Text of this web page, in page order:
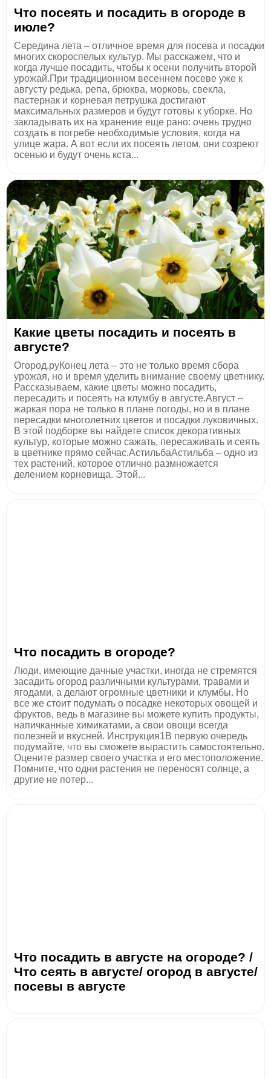
Что посеять и посадить в огороде в
июле?
Середина лета – отличное время для посева и посадки
многих скороспелых культур. Мы расскажем, что и
когда лучше посадить, чтобы к осени получить второй
урожай.При традиционном весеннем посеве уже к
августу редька, репа, брюква, морковь, свекла,
пастернак и корневая петрушка достигают
максимальных размеров и будут готовы к уборке. Но
закладывать их на хранение еще рано: очень трудно
создать в погребе необходимые условия, когда на
улице жара. А вот если их посеять летом, они созреют
осенью и будут очень кста...
Какие цветы посадить и посеять в
августе?
Огород.руКонец лета – это не только время сбора
урожая, но и время уделить внимание своему цветнику.
Рассказываем, какие цветы можно посадить,
пересадить и посеять на клумбу в августе.Август –
жаркая пора не только в плане погоды, но и в плане
пересадки многолетних цветов и посадки луковичных.
В этой подборке вы найдете список декоративных
культур, которые можно сажать, пересаживать и сеять
в цветнике прямо сейчас.АстильбаАстильба – одно из
тех растений, которое отлично размножается
делением корневища. Этой...
Что посадить в огороде?
Люди, имеющие дачные участки, иногда не стремятся
засадить огород различными культурами, травами и
ягодами, а делают огромные цветники и клумбы. Но
все же стоит подумать о посадке некоторых овощей и
фруктов, ведь в магазине вы можете купить продукты,
напичканные химикатами, а свои овощи всегда
полезней и вкусней. Инструкция1В первую очередь
подумайте, что вы сможете вырастить самостоятельно.
Оцените размер своего участка и его местоположение.
Помните, что одни растения не переносят солнце, а
другие не потер...
Что посадить в августе на огороде? /
Что сеять в августе/ огород в августе/
посевы в августе